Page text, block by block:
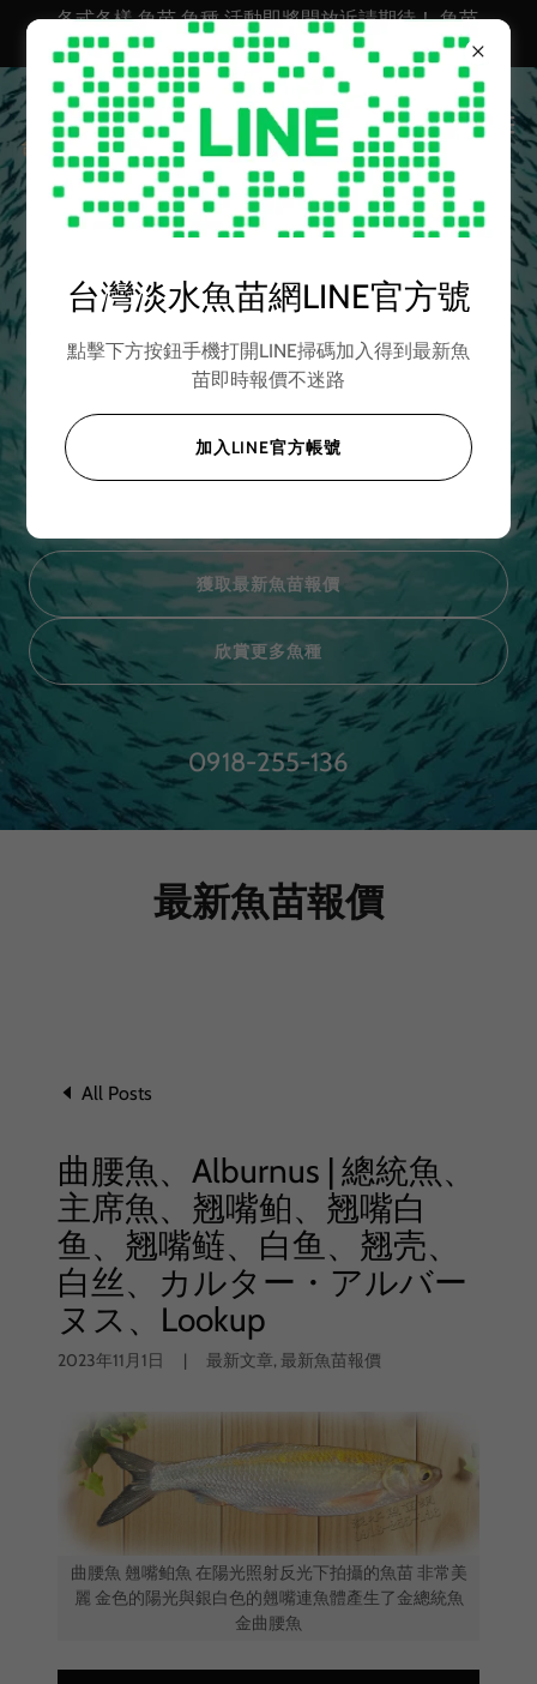
各式各樣 魚苗 魚種 活動即將開放近請期待！ 魚苗
台灣淡水魚苗 魚苗批發 活體魚苗網 淡水魚苗批發
台灣淡水魚苗網 | 優良
魚種繁殖 魚飼料批發
各式各樣魚種魚苗
專業養殖魚飼料
魚苗諮詢聯繫下單
獲取最新魚苗報價
欣賞更多魚種
0918-255-136
最新魚苗報價
All Posts
曲腰魚、Alburnus | 總統魚、
主席魚、翘嘴鲌、翘嘴白
鱼、翘嘴鲢、白鱼、翘壳、
白丝、カルター・アルバー
ヌス、Lookup
2023年11月1日 | 最新文章, 最新魚苗報價
曲腰魚 翹嘴鲌魚 在陽光照射反光下拍攝的魚苗 非常美
麗 金色的陽光與銀白色的翹嘴連魚體產生了金總統魚
金曲腰魚
台灣淡水魚苗網LINE官方號
點擊下方按鈕手機打開LINE掃碼加入得到最新魚
苗即時報價不迷路
加入LINE官方帳號